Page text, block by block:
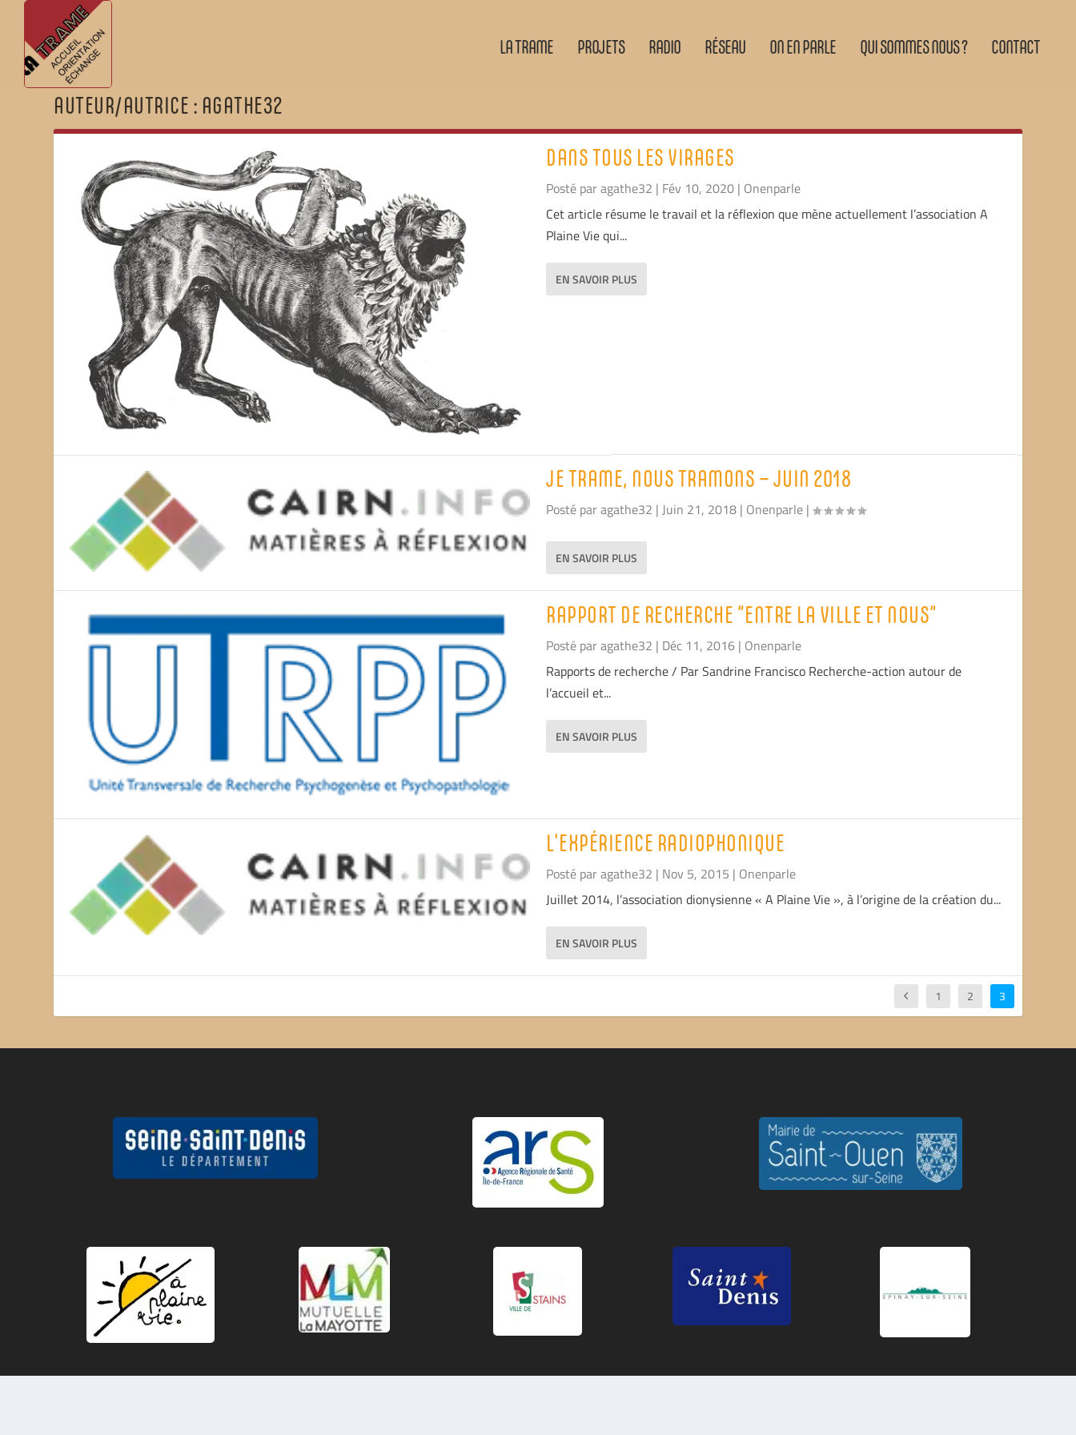
LA TRAME PROJETS RADIO RÉSEAU ON EN PARLE QUI SOMMES NOUS ? CONTACT
AUTEUR/AUTRICE : AGATHE32
DANS TOUS LES VIRAGES
Posté paragathe32 | Fév 10, 2020 | Onenparle
Cet article résume le travail et la réflexion que mène actuellement l’association A
Plaine Vie qui...
EN SAVOIR PLUS
JE TRAME, NOUS TRAMONS – JUIN 2018
Posté paragathe32 | Juin 21, 2018 | Onenparle |
EN SAVOIR PLUS
RAPPORT DE RECHERCHE “ENTRE LA VILLE ET NOUS”
Posté paragathe32 | Déc 11, 2016 | Onenparle
Rapports de recherche / Par Sandrine Francisco Recherche-action autour de
l’accueil et...
EN SAVOIR PLUS
L’EXPÉRIENCE RADIOPHONIQUE
Posté paragathe32 | Nov 5, 2015 | Onenparle
Juillet 2014, l’association dionysienne « A Plaine Vie », à l’origine de la création du...
EN SAVOIR PLUS
1 2 3